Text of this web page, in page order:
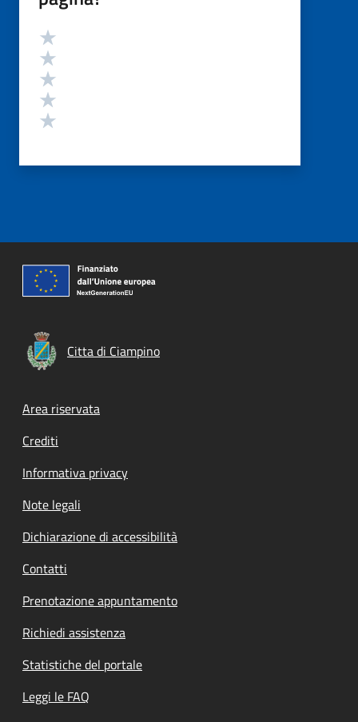
Valutazione
Citta di Ciampino
Footer menu
Area riservata
Crediti
Informativa privacy
Note legali
Dichiarazione di accessibilità
Contatti
Prenotazione appuntamento
Richiedi assistenza
Statistiche del portale
Leggi le FAQ